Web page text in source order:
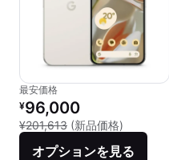
最安価格
リファービッシュ品の価格：
¥96,000
¥201,613 (新品価格)
オプションを見る